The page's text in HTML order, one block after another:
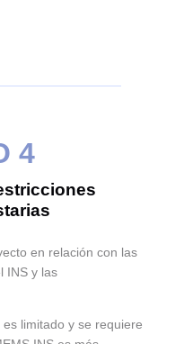
4
en relación con las
INS y las
limitado y se requiere